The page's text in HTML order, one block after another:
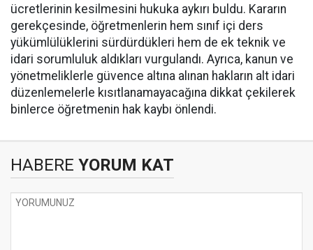
ücretlerinin kesilmesini hukuka aykırı buldu. Kararın
gerekçesinde, öğretmenlerin hem sınıf içi ders
yükümlülüklerini sürdürdükleri hem de ek teknik ve
idari sorumluluk aldıkları vurgulandı. Ayrıca, kanun ve
yönetmeliklerle güvence altına alınan hakların alt idari
düzenlemelerle kısıtlanamayacağına dikkat çekilerek
binlerce öğretmenin hak kaybı önlendi.
HABERE YORUM KAT